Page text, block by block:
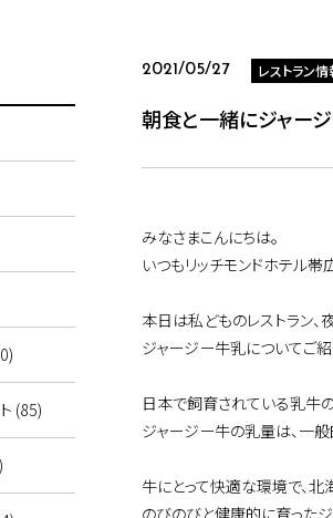
2021/05/27 レストラン情
朝食と一緒にジャー
みなさまこんにちは。
いつもリッチモンドホテル帯
本日は私どものレストラン
ジャージー牛乳についてご紹
日本で飼育されている乳牛の
ジャージー牛の乳量は、一
牛にとって快適な環境で、北
(85)